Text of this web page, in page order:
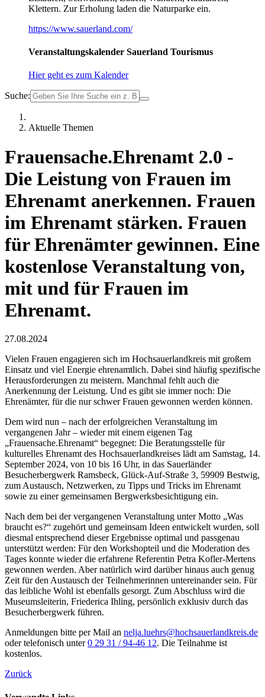
Klettern. Zur Erholung laden die Naturparke ein.
https://www.sauerland.com/
Veranstaltungskalender Sauerland Tourismus
Hier geht es zum Kalender
Suche:
Aktuelle Themen
Frauensache.Ehrenamt 2.0 -
Die Leistung von Frauen im
Ehrenamt anerkennen. Frauen
im Ehrenamt stärken. Frauen
für Ehrenämter gewinnen. Eine
kostenlose Veranstaltung von,
mit und für Frauen im
Ehrenamt.
27.08.2024
Vielen Frauen engagieren sich im Hochsauerlandkreis mit großem
Einsatz und viel Energie ehrenamtlich. Dabei sind häufig spezifische
Herausforderungen zu meistern. Manchmal fehlt auch die
Anerkennung der Leistung. Und es gibt sie immer noch: Die
Ehrenämter, für die nur schwer Frauen gewonnen werden können.
Dem wird nun – nach der erfolgreichen Veranstaltung im
vergangenen Jahr – wieder mit einem eigenen Tag
„Frauensache.Ehrenamt“ begegnet: Die Beratungsstelle für
kulturelles Ehrenamt des Hochsauerlandkreises lädt am Samstag, 14.
September 2024, von 10 bis 16 Uhr, in das Sauerländer
Besucherbergwerk Ramsbeck, Glück-Auf-Straße 3, 59909 Bestwig,
zum Austausch, Netzwerken, zu Tipps und Tricks im Ehrenamt
sowie zu einer gemeinsamen Bergwerksbesichtigung ein.
Nach dem bei der vergangenen Veranstaltung unter Motto „Was
braucht es?“ zugehört und gemeinsam Ideen entwickelt wurden, soll
diesmal entsprechend dieser Ergebnisse optimal und passgenau
unterstützt werden: Für den Workshopteil und die Moderation des
Tages konnte wieder die erfahrene Referentin Petra Kofler-Mertens
gewonnen werden. Aber natürlich wird darüber hinaus auch genug
Zeit für den Austausch der Teilnehmerinnen untereinander sein. Für
das leibliche Wohl ist ebenfalls gesorgt. Zum Abschluss wird die
Museumsleiterin, Friederica Ihling, persönlich exklusiv durch das
Besucherbergwerk führen.
Anmeldungen bitte per Mail an nelja.luehrs@hochsauerlandkreis.de
oder telefonisch unter0 29 31 / 94-46 12. Die Teilnahme ist
kostenlos.
Zurück